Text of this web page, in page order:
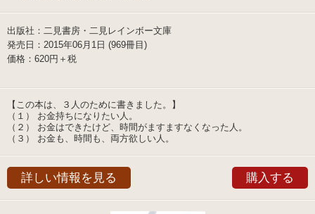
出版社：二見書房・二見レインボー文庫
発売日：2015年06月1日 (969冊目)
価格：620円＋税
【この本は、３人のために書きました。】
（１） お金持ちになりたい人。
（２） お金はできたけど、時間がますますなくなった人。
（３） お金も、時間も、両方欲しい人。
詳しい情報を見る 購入する